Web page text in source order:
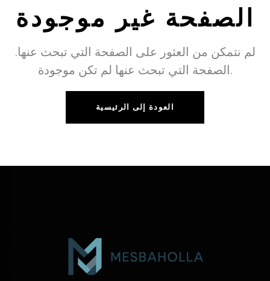
الصفحة غير موجودة
لم نتمكن من العثور على الصفحة التي تبحث عنها.
الصفحة التي تبحث عنها لم تكن موجودة.
العودة إلى الرئيسية